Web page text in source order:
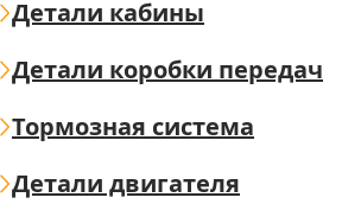
Детали кабины
Детали коробки передач
Тормозная система
Детали двигателя